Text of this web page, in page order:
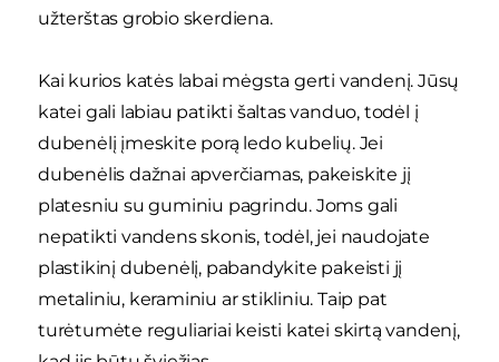
užterštas grobio skerdiena.
Kai kurios katės labai mėgsta gerti vandenį. Jūsų
katei gali labiau patikti šaltas vanduo, todėl į
dubenėlį įmeskite porą ledo kubelių. Jei
dubenėlis dažnai apverčiamas, pakeiskite jį
platesniu su guminiu pagrindu. Joms gali
nepatikti vandens skonis, todėl, jei naudojate
plastikinį dubenėlį, pabandykite pakeisti jį
metaliniu, keraminiu ar stikliniu. Taip pat
turėtumėte reguliariai keisti katei skirtą vandenį,